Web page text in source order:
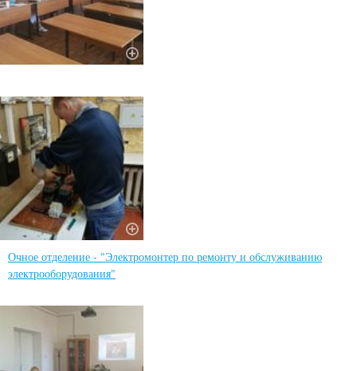
Очное отделение - "Электромонтер по ремонту и обслуживанию
электрооборудования"